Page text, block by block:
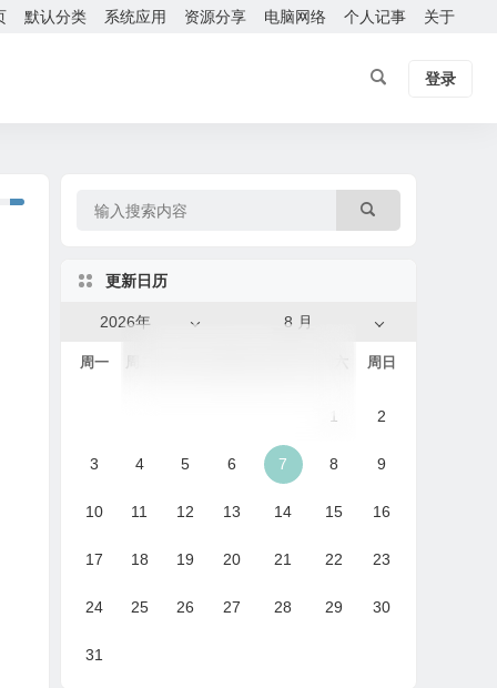
默认分类 系统应用 资源分享 电脑网络 个人记事 关于
登录
更新日历
8 月
2026年
周一 周日
1 2
3 4 5 6 7 8 9
10 11 12 13 14 15 16
17 18 19 20 21 22 23
24 25 26 27 28 29 30
31